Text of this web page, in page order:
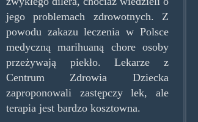
jego problemach zdrowotnych. Z
powodu zakazu leczenia w Polsce
medyczną marihuaną chore osoby
przeżywają piekło. Lekarze z
Centrum Zdrowia Dziecka
zaproponowali zastępczy lek, ale
terapia jest bardzo kosztowna.